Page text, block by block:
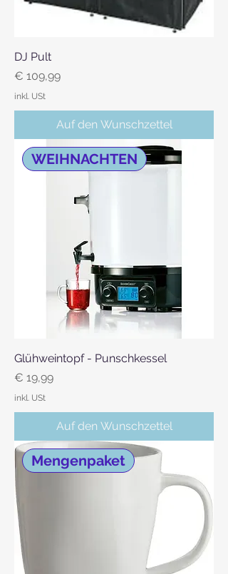
DJ Pult
Preis
€ 109,99
inkl. USt
Auf den Wunschzettel
WEIHNACHTEN
Glühweintopf - Punschkessel
Preis
€ 19,99
inkl. USt
Auf den Wunschzettel
Mengenpaket